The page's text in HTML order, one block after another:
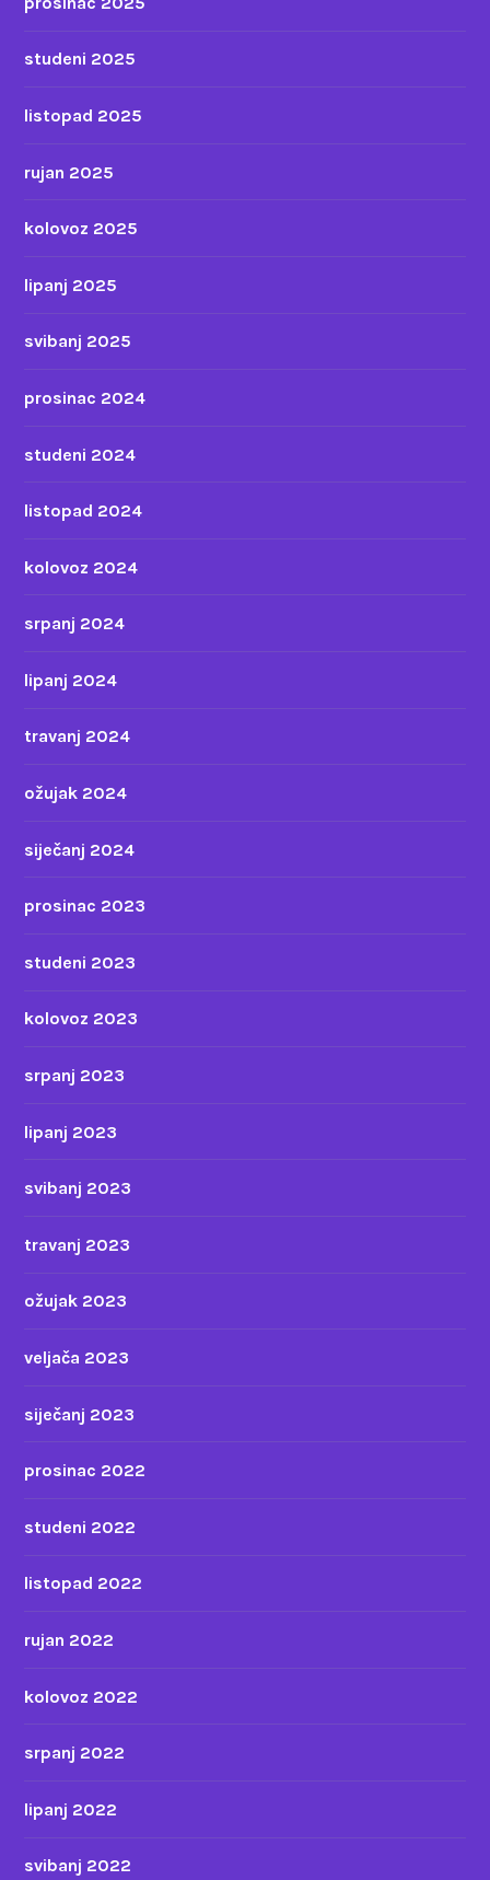
studeni 2025
listopad 2025
rujan 2025
kolovoz 2025
lipanj 2025
svibanj 2025
prosinac 2024
studeni 2024
listopad 2024
kolovoz 2024
srpanj 2024
lipanj 2024
travanj 2024
ožujak 2024
siječanj 2024
prosinac 2023
studeni 2023
kolovoz 2023
srpanj 2023
lipanj 2023
svibanj 2023
travanj 2023
ožujak 2023
veljača 2023
siječanj 2023
prosinac 2022
studeni 2022
listopad 2022
rujan 2022
kolovoz 2022
srpanj 2022
lipanj 2022
svibanj 2022